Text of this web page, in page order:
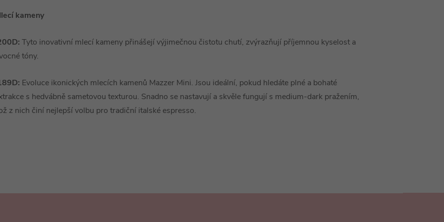
kameny
Tyto inovativní mlecí kameny přinášejí výjimečnou čistotu chutí, zvýrazňují příjemnou kyselost a
tóny.
Evoluce ikonických mlecích kamenů Mazzer Mini. Jsou ideální, pokud hledáte plné a bohaté
s hedvábně sametovou texturou. Snadno se nastavují a skvěle fungují s medium-dark pražením,
z nich činí nejlepší volbu pro tradiční italské espresso.